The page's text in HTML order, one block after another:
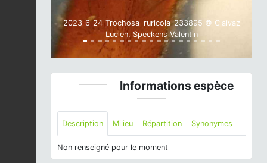
2023_6_24_Trochosa_ruricola_233895 © Claivaz
Lucien, Speckens Valentin
Informations espèce
Description Milieu Répartition Synonymes
Non renseigné pour le moment